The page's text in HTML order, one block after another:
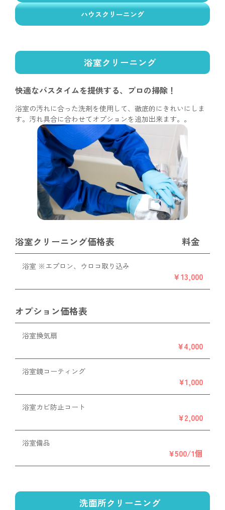
ハウスクリーニング
浴室クリーニング
快適なバスタイムを提供する、 プロの掃除！
浴室の汚れに合った洗剤を使用して、徹底的にきれいにしま
す。汚れ具合に合わせてオプションを追加出来ます。。
浴室クリーニング価格表 料金
浴室 ※エプロン、ウロコ取り込み
￥13,000
オプション価格表
浴室換気扇
¥4,000
浴室鏡コーティング
¥1,000
浴室カビ防止コート
¥2,000
浴室備品
¥500/1個
洗面所クリーニング